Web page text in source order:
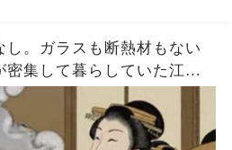
し。ガラスも断熱材もない
集して暮らしていた江戸
真冬に電気とガスが止ま
層マンション、薄着、運動
か数日で低体温症と肺炎が